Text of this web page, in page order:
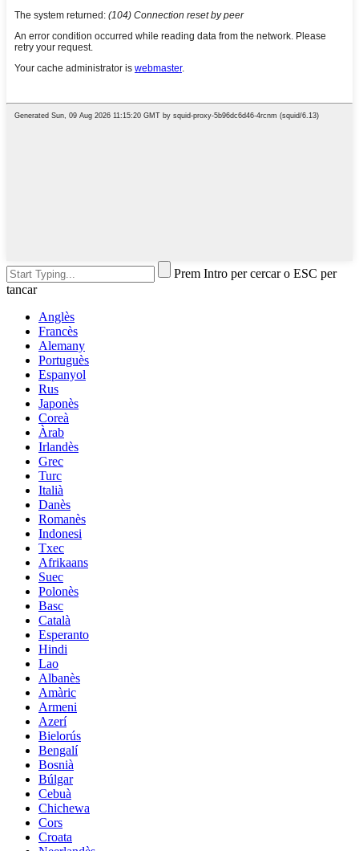
Prem Intro per cercar o ESC per
tancar
Anglès
Francès
Alemany
Portuguès
Espanyol
Rus
Japonès
Coreà
Àrab
Irlandès
Grec
Turc
Italià
Danès
Romanès
Indonesi
Txec
Afrikaans
Suec
Polonès
Basc
Català
Esperanto
Hindi
Lao
Albanès
Amàric
Armeni
Azerí
Bielorús
Bengalí
Bosnià
Búlgar
Cebuà
Chichewa
Cors
Croata